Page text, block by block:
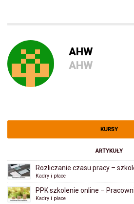
AHW
AHW
KURSY
ARTYKUŁY
Rozliczanie czasu pracy –
Kadry i płace
PPK szkolenie online –
Kadry i płace